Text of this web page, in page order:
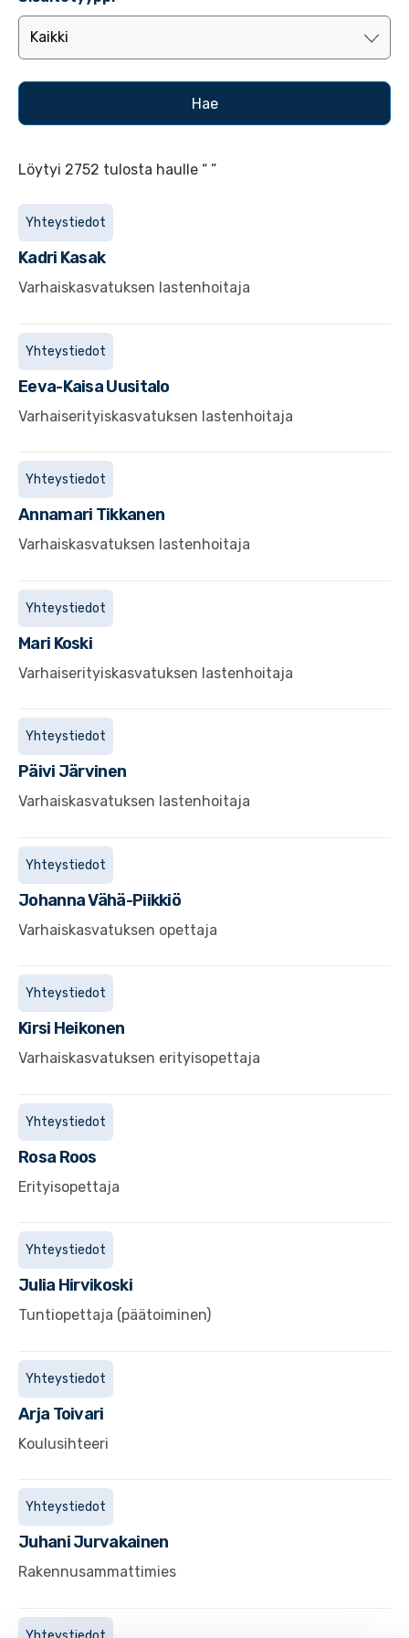
Löytyi 2752 tulosta haulle “ ”
Yhteystiedot
Kadri Kasak
Varhaiskasvatuksen lastenhoitaja
Yhteystiedot
Eeva-KaisaUusitalo
Varhaiserityiskasvatuksen lastenhoitaja
Yhteystiedot
Annamari Tikkanen
Varhaiskasvatuksen lastenhoitaja
Yhteystiedot
Mari Koski
Varhaiserityiskasvatuksen lastenhoitaja
Yhteystiedot
Päivi Järvinen
Varhaiskasvatuksen lastenhoitaja
Yhteystiedot
JohannaVähä-Piikkiö
Varhaiskasvatuksen opettaja
Yhteystiedot
Kirsi Heikonen
Varhaiskasvatuksen erityisopettaja
Yhteystiedot
Rosa Roos
Erityisopettaja
Yhteystiedot
Julia Hirvikoski
Tuntiopettaja (päätoiminen)
Yhteystiedot
Arja Toivari
Koulusihteeri
Yhteystiedot
JuhaniJurvakainen
Rakennusammattimies